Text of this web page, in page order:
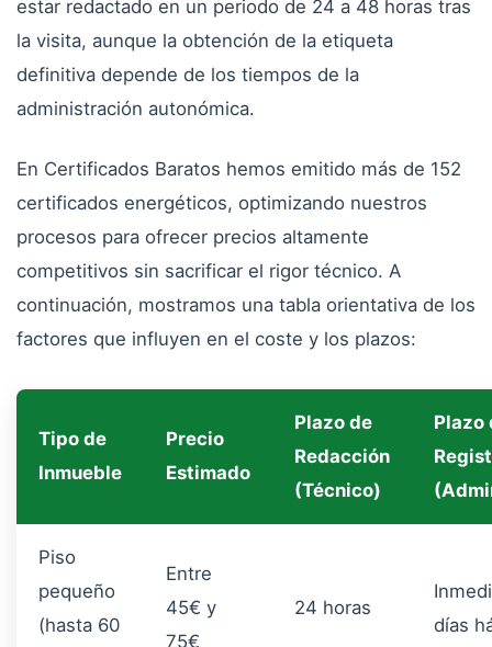
estar redactado en un periodo de 24 a 48 horas tras
la visita, aunque la obtención de la etiqueta
definitiva depende de los tiempos de la
administración autonómica.
En Certificados Baratos hemos emitido más de 152
certificados energéticos, optimizando nuestros
procesos para ofrecer precios altamente
competitivos sin sacrificar el rigor técnico. A
continuación, mostramos una tabla orientativa de los
factores que influyen en el coste y los plazos:
Tipo de
Inmueble
Precio
Estimado
Plazo de
Redacción
(Técnico)
Plazo
Piso
pequeño
(hasta 60
Entre
45€ y
75€
24 horas
días